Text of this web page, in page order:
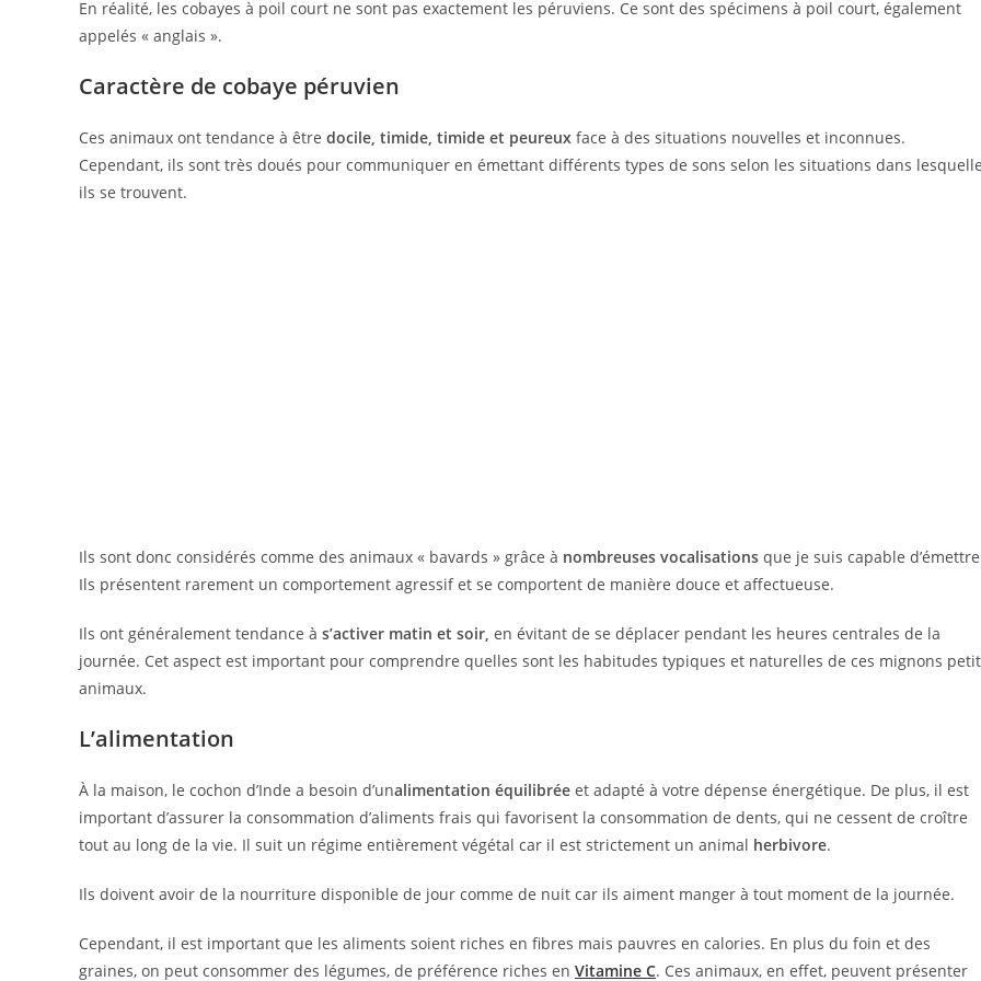
En réalité, les cobayes à poil court ne sont pas exactement les péruviens. Ce sont des spécimens à poil court, également
appelés « anglais ».
Caractère de cobaye péruvien
Ces animaux ont tendance à être docile, timide, timide et peureux face à des situations nouvelles et inconnues.
Cependant, ils sont très doués pour communiquer en émettant différents types de sons selon les situations dans
ils se trouvent.
Ils sont donc considérés comme des animaux « bavards » grâce à nombreuses vocalisations que je suis capable
Ils présentent rarement un comportement agressif et se comportent de manière douce et affectueuse.
Ils ont généralement tendance à s’activer matin et soir, en évitant de se déplacer pendant les heures centrales de la
journée. Cet aspect est important pour comprendre quelles sont les habitudes typiques et naturelles de ces mignons
animaux.
L’alimentation
À la maison, le cochon d’Inde a besoin d’unalimentation équilibrée et adapté à votre dépense énergétique. De plus, il est
important d’assurer la consommation d’aliments frais qui favorisent la consommation de dents, qui ne cessent de croître
tout au long de la vie. Il suit un régime entièrement végétal car il est strictement un animal herbivore.
Ils doivent avoir de la nourriture disponible de jour comme de nuit car ils aiment manger à tout moment de la journée.
Cependant, il est important que les aliments soient riches en fibres mais pauvres en calories. En plus du foin et des
graines, on peut consommer des légumes, de préférence riches en Vitamine C. Ces animaux, en effet, peuvent présenter